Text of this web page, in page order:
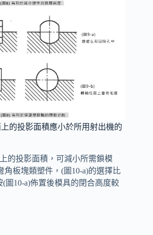
的投影面積應小於所用射出機的
的投影面積，可減小所需鎖模
角板塊類塑件，(圖10-a)的選擇比
(圖10-a)佈置後模具的閉合高度較